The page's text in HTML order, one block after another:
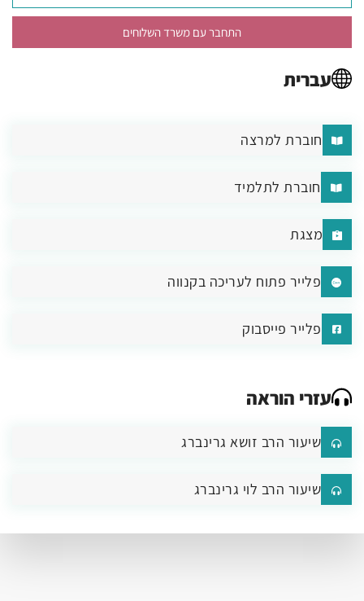
התחבר עם משרד השלוחים
עברית
חוברת למרצה
חוברת לתלמיד
מצגת
פלייר פתוח לעריכה בקנווה
פלייר פייסבוק
עזרי הוראה
שיעור הרב זושא גרינברג
שיעור הרב לוי גרינברג